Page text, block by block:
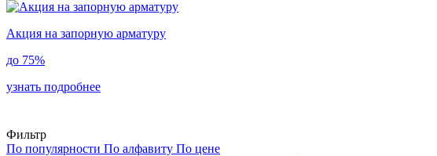
Акция на запорную арматуру
до 75%
узнать подробнее
Фильтр
По популярности По алфавиту По цене